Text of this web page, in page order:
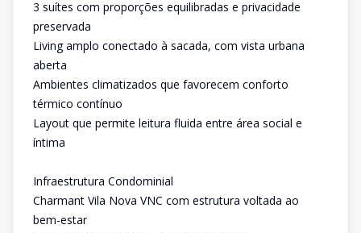
3 suítes com proporções equilibradas e privacidade
preservada
Living amplo conectado à sacada, com vista urbana
aberta
Ambientes climatizados que favorecem conforto
térmico contínuo
Layout que permite leitura fluida entre área social e
íntima
Infraestrutura Condominial
Charmant Vila Nova VNC com estrutura voltada ao
bem-estar